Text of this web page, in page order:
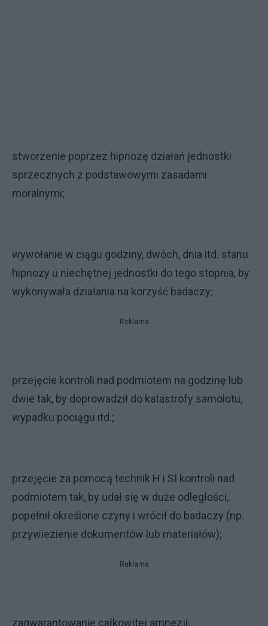
stworzenie poprzez hipnozę działań jednostki
sprzecznych z podstawowymi zasadami
moralnymi;
wywołanie w ciągu godziny, dwóch, dnia itd. stanu
hipnozy u niechętnej jednostki do tego stopnia, by
wykonywała działania na korzyść badaczy;
Reklama
przejęcie kontroli nad podmiotem na godzinę lub
dwie tak, by doprowadził do katastrofy samolotu,
wypadku pociągu itd.;
przejęcie za pomocą technik H i SI kontroli nad
podmiotem tak, by udał się w duże odległości,
popełnił określone czyny i wrócił do badaczy (np.
przywiezienie dokumentów lub materiałów);
Reklama
zagwarantowanie całkowitej amnezji;